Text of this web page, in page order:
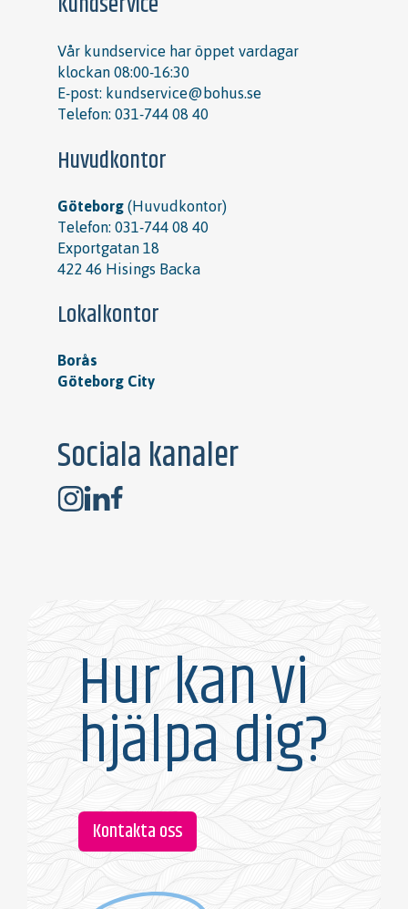
Hur kan vi
hjälpa dig?
Kontakta oss
Vår kundservice har öppet vardagar
klockan 08:00-16:30
E-post:kundservice@bohus.se
Telefon:031-744 08 40
Huvudkontor
Göteborg(Huvudkontor)
Telefon:031-744 08 40
Exportgatan 18
422 46 Hisings Backa
Lokalkontor
Borås
Göteborg City
Sociala kanaler